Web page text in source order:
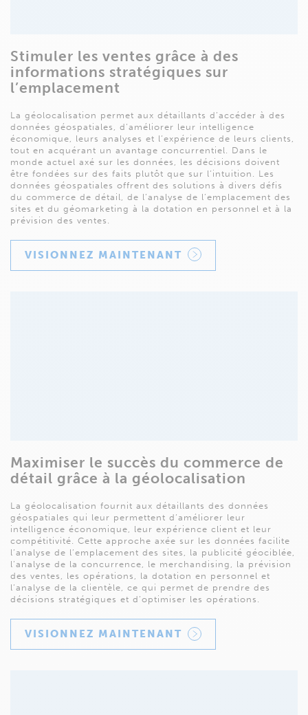
Stimuler les ventes grâce à des
informations stratégiques sur
l’emplacement
La géolocalisation permet aux détaillants d’accéder à des
données géospatiales, d’améliorer leur intelligence
économique, leurs analyses et l’expérience de leurs clients,
tout en acquérant un avantage concurrentiel. Dans le
monde actuel axé sur les données, les décisions doivent
être fondées sur des faits plutôt que sur l’intuition. Les
données géospatiales offrent des solutions à divers défis
du commerce de détail, de l’analyse de l’emplacement des
sites et du géomarketing à la dotation en personnel et à la
prévision des ventes.
VISIONNEZ MAINTENANT
Maximiser le succès du commerce de
détail grâce à la géolocalisation
La géolocalisation fournit aux détaillants des données
géospatiales qui leur permettent d’améliorer leur
intelligence économique, leur expérience client et leur
compétitivité. Cette approche axée sur les données facilite
l’analyse de l’emplacement des sites, la publicité géociblée,
l’analyse de la concurrence, le merchandising, la prévision
des ventes, les opérations, la dotation en personnel et
l’analyse de la clientèle, ce qui permet de prendre des
décisions stratégiques et d’optimiser les opérations.
VISIONNEZ MAINTENANT